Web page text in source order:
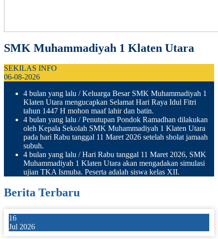
SMK Muhammadiyah 1 Klaten Utara
SEKILAS INFO
06-08-2026
4 bulan yang lalu / Keluarga Besar SMK Muhammadiyah 1
Klaten Utara mengucapkan Selamat Hari Raya Idul Fitri
tahun 1447 H mohon maaf lahir dan batin.
4 bulan yang lalu / Penutupan Pondok Ramadhan dilakukan
oleh Kepala Sekolah SMK Muhammadiyah 1 Klaten Utara
pada hari Rabu tanggal 11 Maret 2026 setelah sholat jamaah
subuh.
4 bulan yang lalu / Hari Rabu tanggal 11 Maret 2026, SMK
Muhammadiyah 1 Klaten Utara akan mengadakan simulasi
ujian TKA Ismuba. Peserta adalah siswa kelas XII.
Berita Terbaru
16
Jul 2026